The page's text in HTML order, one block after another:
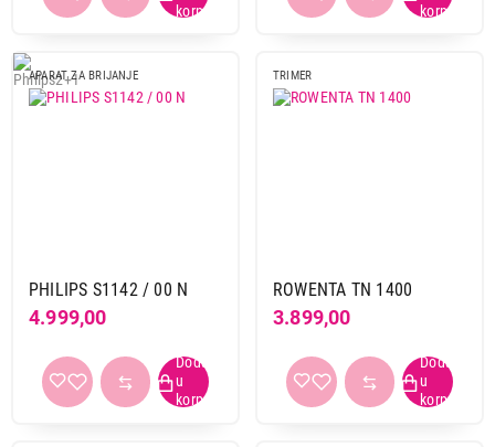
APARAT ZA BRIJANJE
PHILIPS S1142 / 00 N
4.999,00
TRIMER
ROWENTA TN 1400
3.899,00